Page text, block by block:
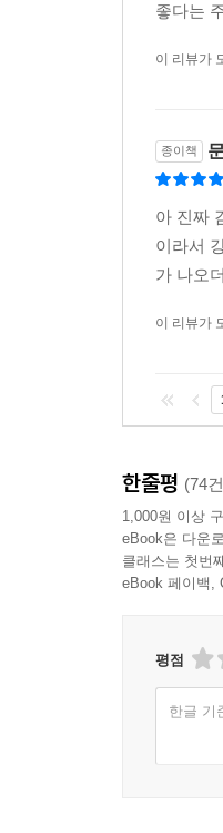
좋다는
이 리뷰가
종이책
아 진짜
이라서
가 나오
이 리뷰가
한줄평 (74
1,000원 이상
eBook은 다운
클래스는 첫번
eBook 페이백,
평점
한글 기